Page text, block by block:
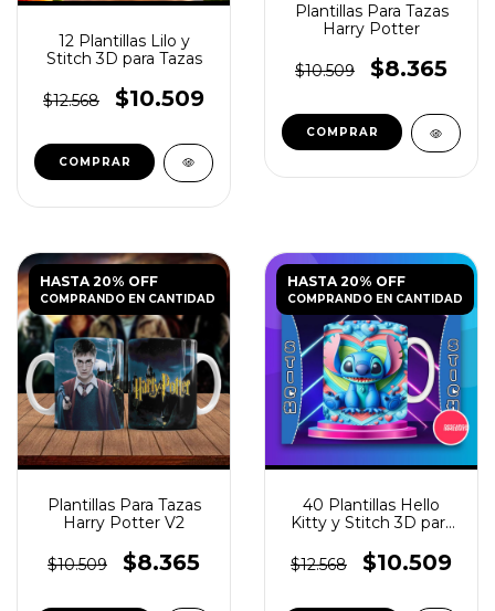
12 Plantillas Lilo y
Stitch 3D para Tazas
$12.568 $10.509
Plantillas Para Tazas
Harry Potter
$10.509 $8.365
HASTA 20% OFF
COMPRANDO EN CANTIDAD
Plantillas Para Tazas
Harry Potter V2
$10.509 $8.365
HASTA 20% OFF
COMPRANDO EN CANTIDAD
40 Plantillas Hello
Kitty y Stitch 3D para
$12.568
$10.509